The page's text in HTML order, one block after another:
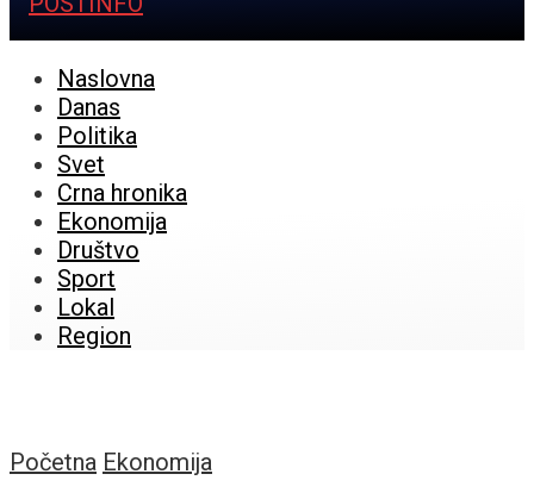
Naslovna
Danas
Politika
Svet
Crna hronika
Ekonomija
Društvo
Sport
Lokal
Region
Početna Ekonomija